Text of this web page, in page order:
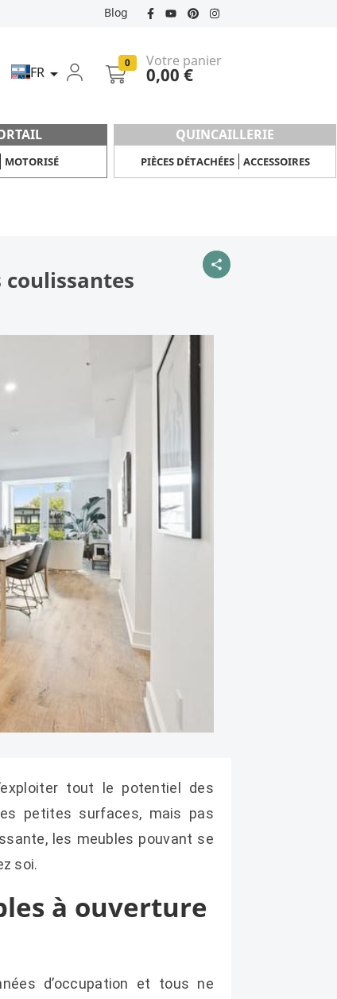
Blog
FR 
0 Votre panier
0,00 €
MOTORISÉ
QUINCAILLERIE
PIÈCES DÉTACHÉES ACCESSOIRES
coulissantes
share
tout le potentiel des
petites surfaces, mais pas
les meubles pouvant se
soi.
à ouverture
d’occupation et tous ne